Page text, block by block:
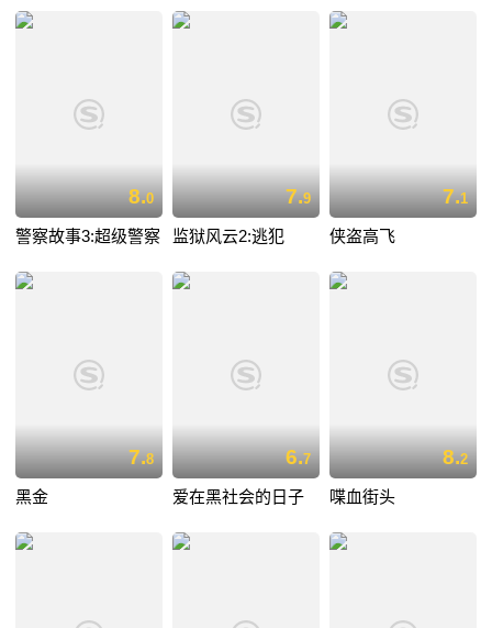
8.0
警察故事3:超级警察
7.9
监狱风云2:逃犯
7.1
侠盗高飞
7.8
黑金
6.7
爱在黑社会的日子
8.2
喋血街头